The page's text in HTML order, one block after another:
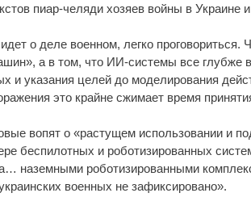
пиар-челяди хозяев войны в Украине
о деле военном, легко
а в том, что ИИ-системы все глубже
и указания целей до моделирования
это крайне сжимает время
вопят о «растущем использовании и
беспилотных и роботизированных
наземными роботизированными
военных не зафиксировано».